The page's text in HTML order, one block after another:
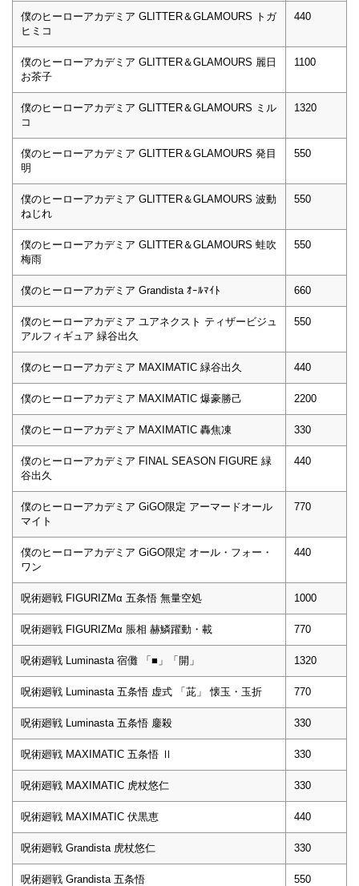
僕のヒーローアカデミア GLITTER＆GLAMOURS トガ
ヒミコ
440
僕のヒーローアカデミア GLITTER＆GLAMOURS 麗日
お茶子
1100
僕のヒーローアカデミア GLITTER＆GLAMOURS ミル
コ
1320
僕のヒーローアカデミア GLITTER＆GLAMOURS 発目
明
550
僕のヒーローアカデミア GLITTER＆GLAMOURS 波動
ねじれ
550
僕のヒーローアカデミア GLITTER＆GLAMOURS 蛙吹
梅雨
550
僕のヒーローアカデミア Grandista ｵｰﾙﾏｲﾄ 660
僕のヒーローアカデミア ユアネクスト ティザービジュ
アルフィギュア 緑谷出久
550
僕のヒーローアカデミア MAXIMATIC 緑谷出久 440
僕のヒーローアカデミア MAXIMATIC 爆豪勝己 2200
僕のヒーローアカデミア MAXIMATIC 轟焦凍 330
僕のヒーローアカデミア FINAL SEASON FIGURE 緑
谷出久
440
僕のヒーローアカデミア GiGO限定 アーマードオール
マイト
770
僕のヒーローアカデミア GiGO限定 オール・フォー・
ワン
440
呪術廻戦 FIGURIZMα 五条悟 無量空処 1000
呪術廻戦 FIGURIZMα 脹相 赫鱗躍動・載 770
呪術廻戦 Luminasta 宿儺 「■」「開」 1320
呪術廻戦 Luminasta 五条悟 虚式 「茈」 懐玉・玉折 770
呪術廻戦 Luminasta 五条悟 鏖殺 330
呪術廻戦 MAXIMATIC 五条悟 Ⅱ 330
呪術廻戦 MAXIMATIC 虎杖悠仁 330
呪術廻戦 MAXIMATIC 伏黒恵 440
呪術廻戦 Grandista 虎杖悠仁 330
呪術廻戦 Grandista 五条悟 550